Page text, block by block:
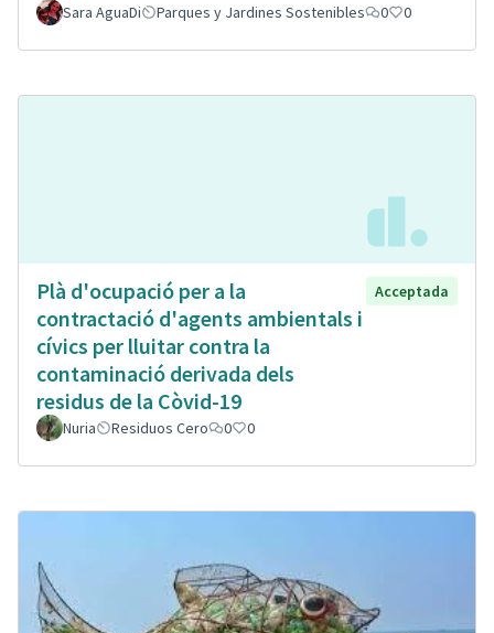
Sara AguaDi Parques y Jardines Sostenibles 0 0
Plà d'ocupació per a la
contractació d'agents ambientals i
cívics per lluitar contra la
contaminació derivada dels
residus de la Còvid-19
Acceptada
Nuria Residuos Cero 0 0